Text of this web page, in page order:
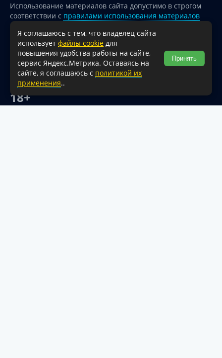
Использование материалов сайта допустимо в строгом
соответствии с правилами использования материалов
опубликованных на сайте
При перепечатке и использовании информации ссылка
на источник обязательна.
Для сайтов и страниц сети Интернет обязательна
активная гиперссылка на официальный интернет-портал
администрации Туапсинского муниципального округа.
18+
Я соглашаюсь с тем, что владелец сайта
использует файлы cookie для
повышения удобства работы на сайте,
сервис Яндекс.Метрика. Оставаясь на
сайте, я соглашаюсь с политикой их
применения..
Принять